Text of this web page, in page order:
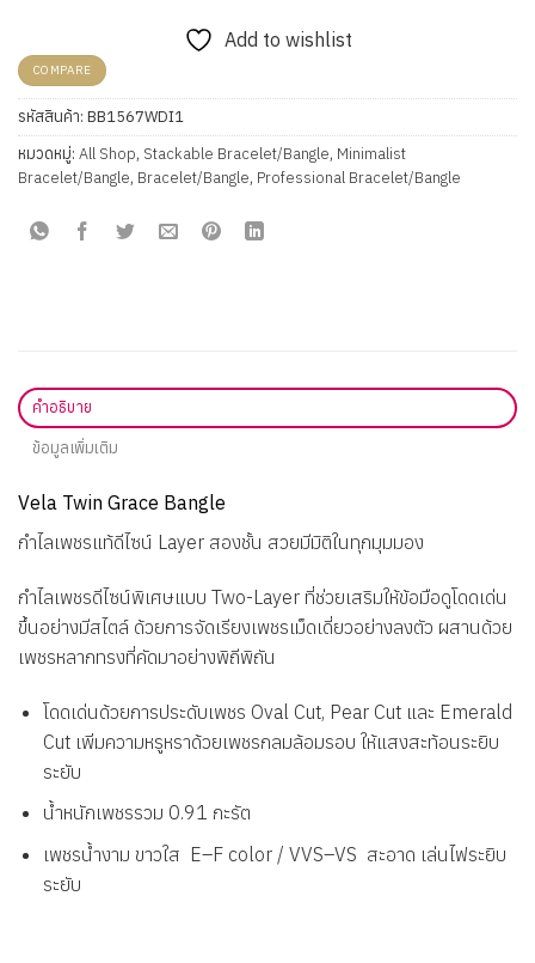
Add to wishlist
COMPARE
รหัสสินค้า: BB1567WDI1
หมวดหมู่: All Shop, Stackable Bracelet/Bangle, Minimalist
Bracelet/Bangle, Bracelet/Bangle, Professional Bracelet/Bangle
คำอธิบาย
ข้อมูลเพิ่มเติม
Vela Twin Grace Bangle
กำไลเพชรแท้ดีไซน์ Layer สองชั้น สวยมีมิติในทุกมุมมอง
กำไลเพชรดีไซน์พิเศษแบบ Two-Layer ที่ช่วยเสริมให้ข้อมือดูโดดเด่น
ขึ้นอย่างมีสไตล์ ด้วยการจัดเรียงเพชรเม็ดเดี่ยวอย่างลงตัว ผสานด้วย
เพชรหลากทรงที่คัดมาอย่างพิถีพิถัน
โดดเด่นด้วยการประดับเพชร Oval Cut, Pear Cut และ Emerald
Cut เพิ่มความหรูหราด้วยเพชรกลมล้อมรอบ ให้แสงสะท้อนระยิบ
ระยับ
น้ำหนักเพชรรวม 0.91 กะรัต
เพชรน้ำงาม ขาวใส E–F color / VVS–VS สะอาด เล่นไฟระยิบ
ระยับ